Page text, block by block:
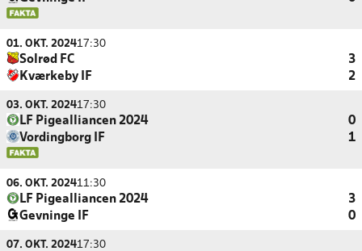
01. OKT. 202417:30
Solrød FC
3
Kværkeby IF
2
03. OKT. 202417:30
LF Pigealliancen 2024
0
Vordingborg IF
1
06. OKT. 202411:30
LF Pigealliancen 2024
3
Gevninge IF
0
07. OKT. 202417:30